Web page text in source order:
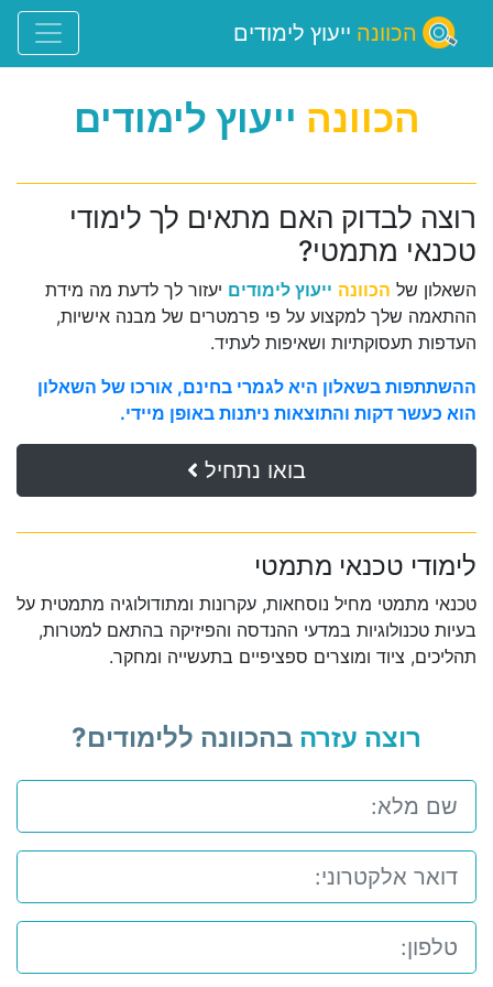
הכוונה ייעוץ לימודים
הכוונה ייעוץ לימודים
רוצה לבדוק האם מתאים לך לימודי
טכנאי מתמטי?
השאלון של הכוונה ייעוץ לימודים יעזור לך לדעת מה מידת
ההתאמה שלך למקצוע על פי פרמטרים של מבנה אישיות,
העדפות תעסוקתיות ושאיפות לעתיד.
ההשתתפות בשאלון היא לגמרי בחינם, אורכו של השאלון
הוא כעשר דקות והתוצאות ניתנות באופן מיידי.
בואו נתחיל
לימודי טכנאי מתמטי
טכנאי מתמטי מחיל נוסחאות, עקרונות ומתודולוגיה מתמטית על
בעיות טכנולוגיות במדעי ההנדסה והפיזיקה בהתאם למטרות,
תהליכים, ציוד ומוצרים ספציפיים בתעשייה ומחקר.
רוצה עזרה בהכוונה ללימודים?